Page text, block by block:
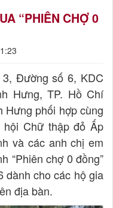
“PHIÊN CHỢ 0
Đường số 6, KDC
Hưng, TP. Hồ Chí
Hưng phối hợp cùng
Chữ thập đỏ Ấp
và các anh chị em
“Phiên chợ 0 đồng”
dành cho các hộ gia
địa bàn.